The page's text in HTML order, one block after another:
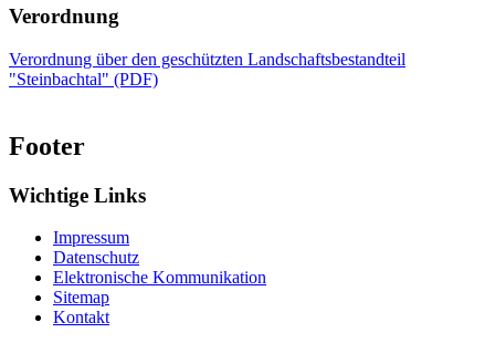
Verordnung
Verordnung über den geschützten Landschaftsbestandteil
"Steinbachtal" (PDF)
Footer
Wichtige Links
Impressum
Datenschutz
Elektronische Kommunikation
Sitemap
Kontakt